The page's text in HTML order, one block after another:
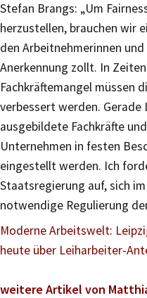
Stefan Brangs: „Um
herzustellen, brauchen wir
den Arbeitnehmerinnen
Anerkennung zollt. In
Fachkräftemangel müssen
verbessert werden.
ausgebildete Fachkräfte
Unternehmen in festen
eingestellt werden. Ich
Staatsregierung auf, sich
notwendige Regulierung
Moderne Arbeitswelt:
heute über Leiharbeiter-
weitere Artikel von